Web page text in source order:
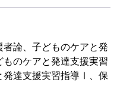
論、子どものケアと発
のケアと発達支援実習
達支援実習指導Ⅰ、保